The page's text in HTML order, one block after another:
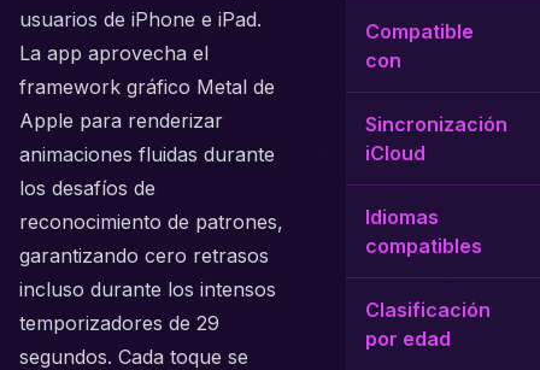
usuarios de iPhone e iPad.
La app aprovecha el
framework gráfico Metal de
Apple para renderizar
animaciones fluidas durante
los desafíos de
reconocimiento de patrones,
garantizando cero retrasos
incluso durante los intensos
temporizadores de 29
segundos. Cada toque se
Compatible
con
Sincronización
iCloud
Idiomas
compatibles
Clasificación
por edad